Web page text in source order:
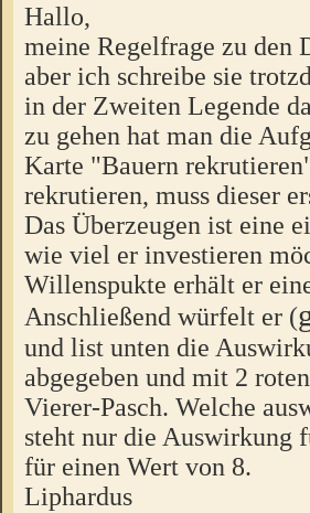
Hallo,
meine Regelfrage zu den
aber ich schreibe sie
in der Zweiten Legende
zu gehen hat man die
Karte "Bauern
rekrutieren, muss dieser
Das Überzeugen ist eine
wie viel er investieren
Willenspukte erhält er
Anschließend würfelt er (
und list unten die
abgegeben und mit 2
Vierer-Pasch. Welche
steht nur die Auswirkung
für einen Wert von 8.
Liphardus